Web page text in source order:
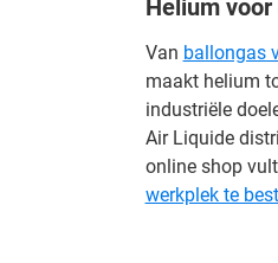
Helium
Van ballongas
maakt helium
industriële
Air Liquide
online shop
werkplek te